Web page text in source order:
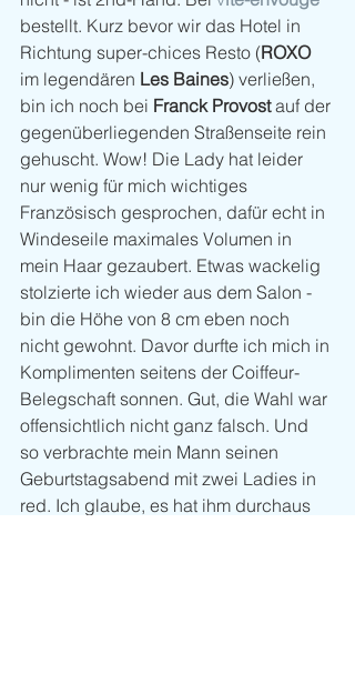
bestellt. Kurz bevor wir das Hotel in
Richtung super-chices Resto (ROXO
im legendären Les Baines) verließen,
bin ich noch bei Franck Provost auf der
gegenüberliegenden Straßenseite rein
gehuscht. Wow! Die Lady hat leider
nur wenig für mich wichtiges
Französisch gesprochen, dafür echt in
Windeseile maximales Volumen in
mein Haar gezaubert. Etwas wackelig
stolzierte ich wieder aus dem Salon -
bin die Höhe von 8 cm eben noch
nicht gewohnt. Davor durfte ich mich in
Komplimenten seitens der Coiffeur-
Belegschaft sonnen. Gut, die Wahl war
offensichtlich nicht ganz falsch. Und
so verbrachte mein Mann seinen
Geburtstagsabend mit zwei Ladies in
red. Ich glaube, es hat ihm durchaus